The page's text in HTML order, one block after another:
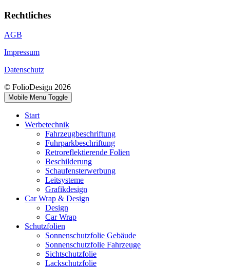
Rechtliches
AGB
Impressum
Datenschutz
© FolioDesign 2026
Mobile Menu Toggle
Start
Werbetechnik
Fahrzeugbeschriftung
Fuhrparkbeschriftung
Retroreflektierende Folien
Beschilderung
Schaufensterwerbung
Leitsysteme
Grafikdesign
Car Wrap & Design
Design
Car Wrap
Schutzfolien
Sonnenschutzfolie Gebäude
Sonnenschutzfolie Fahrzeuge
Sichtschutzfolie
Lackschutzfolie